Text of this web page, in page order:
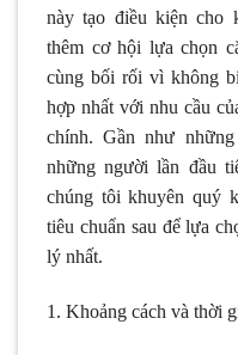
này tạo điều kiện cho
thêm cơ hội lựa chọn
cùng bối rối vì không
hợp nhất với nhu cầu
chính. Gần như
những người lần đầu
chúng tôi khuyên quý
tiêu chuẩn sau để lựa
lý nhất.
1. Khoảng cách và thời